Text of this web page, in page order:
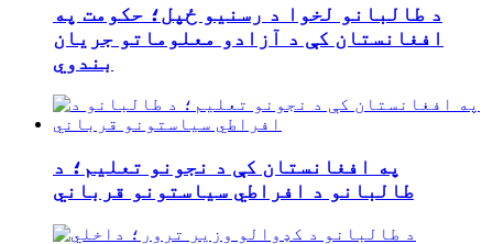
د طالبانو لخوا د رسنیو ځپل؛ حکومت په
افغانستان کې د آزادو معلوماتو جریان
بندوي
په افغانستان کې د نجونو تعلیم؛ د
طالبانو د افراطي سیاستونو قرباني